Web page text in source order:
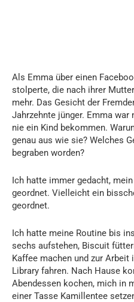
Als Emma über einen
stolperte, die nach ihrer
mehr. Das Gesicht der
Jahrzehnte jünger. Emma
nie ein Kind bekommen.
genau aus wie sie? Welches
begraben worden?
Ich hatte immer gedacht,
geordnet. Vielleicht ein
geordnet.
Ich hatte meine Routine bis
sechs aufstehen, Biscuit
Kaffee machen und zur Arbeit
Library fahren. Nach Hause
Abendessen kochen, mich in
einer Tasse Kamillentee